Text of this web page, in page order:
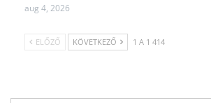
aug 4, 2026
ELŐZŐ KÖVETKEZŐ 1 A 1 414